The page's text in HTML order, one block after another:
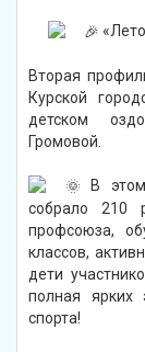
Вторая
Курской
детском
Громовой.
В
собрало 210
профсоюза,
классов,
дети
полная ярких
спорта!